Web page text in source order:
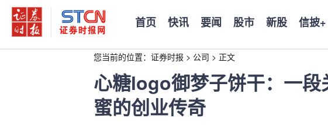
首页 快讯 要闻 股市 新股 信披+
您当前的位置： 证券时报 > 公司 > 正文
心糖logo御梦子饼干：一
蜜的创业传奇